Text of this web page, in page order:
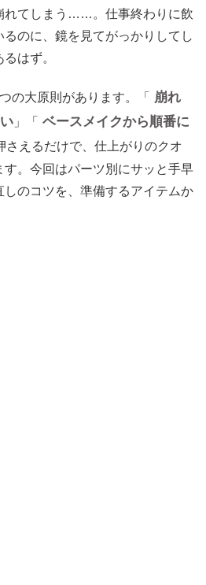
れてしまう……。仕事終わりに飲
のに、鏡を見てがっかりしてし
はず。
の大原則があります。「
崩れ
」「
ベースメイクから順番に
えるだけで、仕上がりのクオ
す。今回はパーツ別にサッと手早
しのコツを、準備するアイテムか